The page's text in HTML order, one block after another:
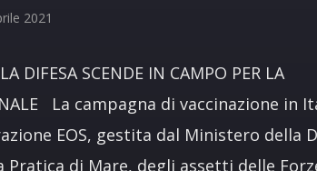
2021
DIFESA SCENDE IN CAMPO PER LA
La campagna di vaccinazione in
EOS, gestita dal Ministero della
Pratica di Mare, degli assetti delle